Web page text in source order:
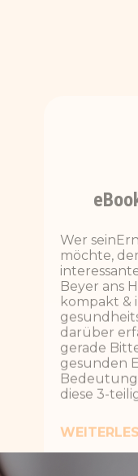
Wer
möchte,
kompakt &
gerade
gesunden
Bedeutung
diese 3-
VIDEO-